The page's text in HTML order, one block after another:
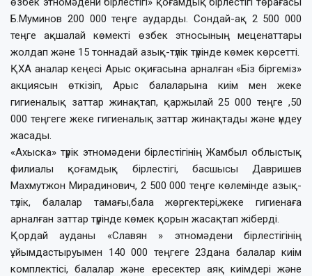
Б.Муминов 200 000 теңге аударды. Сондай-ақ 2 500 000
теңге ақшалай көмекті өзбек этносының меценаттары
жолдап және 15 тоннадай азық-түлік түрінде көмек көрсетті.
ҚХА аналар кеңесі Арыс оқиғасына арналған «Біз біргеміз»
акциясын өткізіп, Арыс балаларына киім мен жеке
гигиеналық заттар жинақтап, қаржылай 25 000 теңге ,50
000 теңгеге жеке гигиеналық заттар жинақтады және үндеу
жасады.
«Ахыска» түрік этномәдени бірлестігінің Жамбыл облыстық
филиалы қоғамдық бірлестігі, басшысы Давришев
Махмутжон Мирадинович, 2 500 000 теңге көлемінде азық-
түлік, балалар тамағы,бала жөргектері,жеке гигиенаға
арналған заттар түрінде көмек қорын жасақтап жіберді.
Қордай ауданы «Славян » этномәдени бірлестігінің
ұйымдастыруымен 140 000 теңгеге 23дана балалар киім
комплектісі, балалар және ересектер аяқ киімдері және